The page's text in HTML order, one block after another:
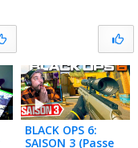
BLACK OPS 6:
SAISON 3 (Passe